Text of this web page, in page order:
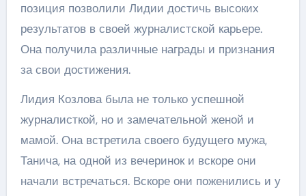
позиция позволили Лидии достичь высоких
результатов в своей журналистской карьере.
Она получила различные награды и признания
за свои достижения.
Лидия Козлова была не только успешной
журналисткой, но и замечательной женой и
мамой. Она встретила своего будущего мужа,
Танича, на одной из вечеринок и вскоре они
начали встречаться. Вскоре они поженились и у